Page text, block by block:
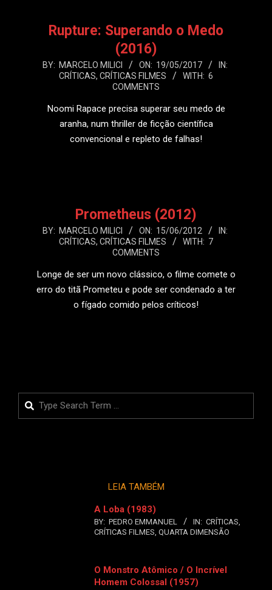
Rupture: Superando o Medo
(2016)
2017-
BY: MARCELO MILICI ON: 19/05/2017
IN:
CRÍTICAS, CRÍTICAS FILMES WITH: 6
COMMENTS
Noomi Rapace precisa superar seu medo de
aranha, num thriller de ficção científica
convencional e repleto de falhas!
Prometheus (2012)
2012-
BY: MARCELO MILICI ON: 15/06/2012
IN:
CRÍTICAS, CRÍTICAS FILMES WITH: 7
COMMENTS
Longe de ser um novo clássico, o filme comete o
erro do titã Prometeu e pode ser condenado a ter
o fígado comido pelos críticos!
Search
LEIA TAMBÉM
A Loba (1983)
BY: PEDRO EMMANUEL IN: CRÍTICAS,
CRÍTICAS FILMES, QUARTA DIMENSÃO
O Monstro Atômico / O Incrível
Homem Colossal (1957)